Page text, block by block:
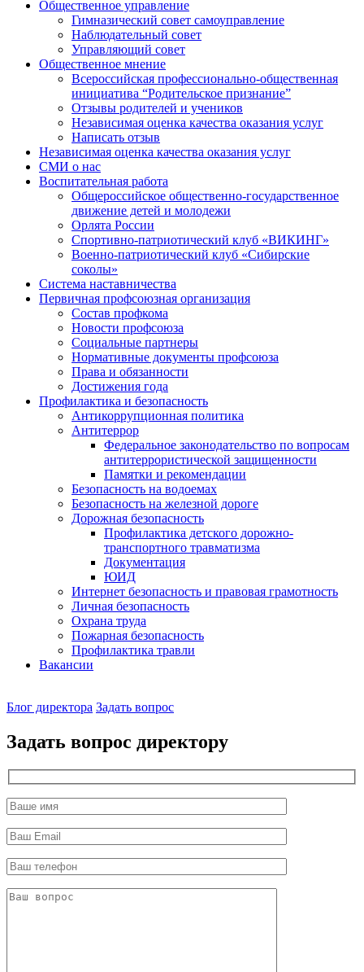
Общественное управление
Гимназический совет самоуправление
Наблюдательный совет
Управляющий совет
Общественное мнение
Всероссийская профессионально-общественная
инициатива “Родительское признание”
Отзывы родителей и учеников
Независимая оценка качества оказания услуг
Написать отзыв
Независимая оценка качества оказания услуг
СМИ о нас
Воспитательная работа
Общероссийское общественно-государственное
движение детей и молодежи
Орлята России
Спортивно-патриотический клуб «ВИКИНГ»
Военно-патриотический клуб «Сибирские
соколы»
Система наставничества
Первичная профсоюзная организация
Состав профкома
Новости профсоюза
Социальные партнеры
Нормативные документы профсоюза
Права и обязанности
Достижения года
Профилактика и безопасность
Антикоррупционная политика
Антитеррор
Федеральное законодательство по вопросам
антитеррористической защищенности
Памятки и рекомендации
Безопасность на водоемах
Безопасность на железной дороге
Дорожная безопасность
Профилактика детского дорожно-
транспортного травматизма
Документация
ЮИД
Интернет безопасность и правовая грамотность
Личная безопасность
Охрана труда
Пожарная безопасность
Профилактика травли
Вакансии
директор
Блог директора Задать вопрос
Задать вопрос директору